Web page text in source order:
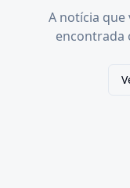
A notícia
encontrada